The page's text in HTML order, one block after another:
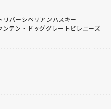
リバーシベリアンハスキー
ンテン・ドッググレートピレニーズ